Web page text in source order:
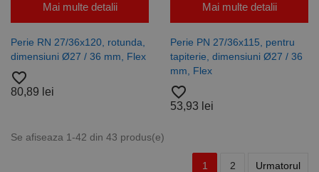
Mai multe detalii
Perie RN 27/36x120, rotunda,
dimensiuni Ø27 / 36 mm, Flex
favorite_border
80,89 lei
Mai multe detalii
Perie PN 27/36x115, pentru
tapiterie, dimensiuni Ø27 / 36
mm, Flex
favorite_border
53,93 lei
Se afiseaza 1-42 din 43 produs(e)
1 2 Urmatorul